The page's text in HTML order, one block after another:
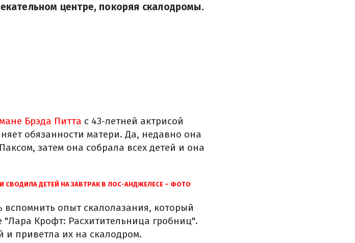
центре, покоряя скалодромы.
Брэда Питта с 43-летней актрисой
обязанности матери. Да, недавно она
затем она собрала всех детей и она
ДЕТЕЙ НА ЗАВТРАК В ЛОС-АНДЖЕЛЕСЕ – ФОТО
опыт скалолазания, который
Крофт: Расхитительница гробниц".
и приветла их на скалодром.